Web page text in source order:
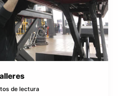
de lectura